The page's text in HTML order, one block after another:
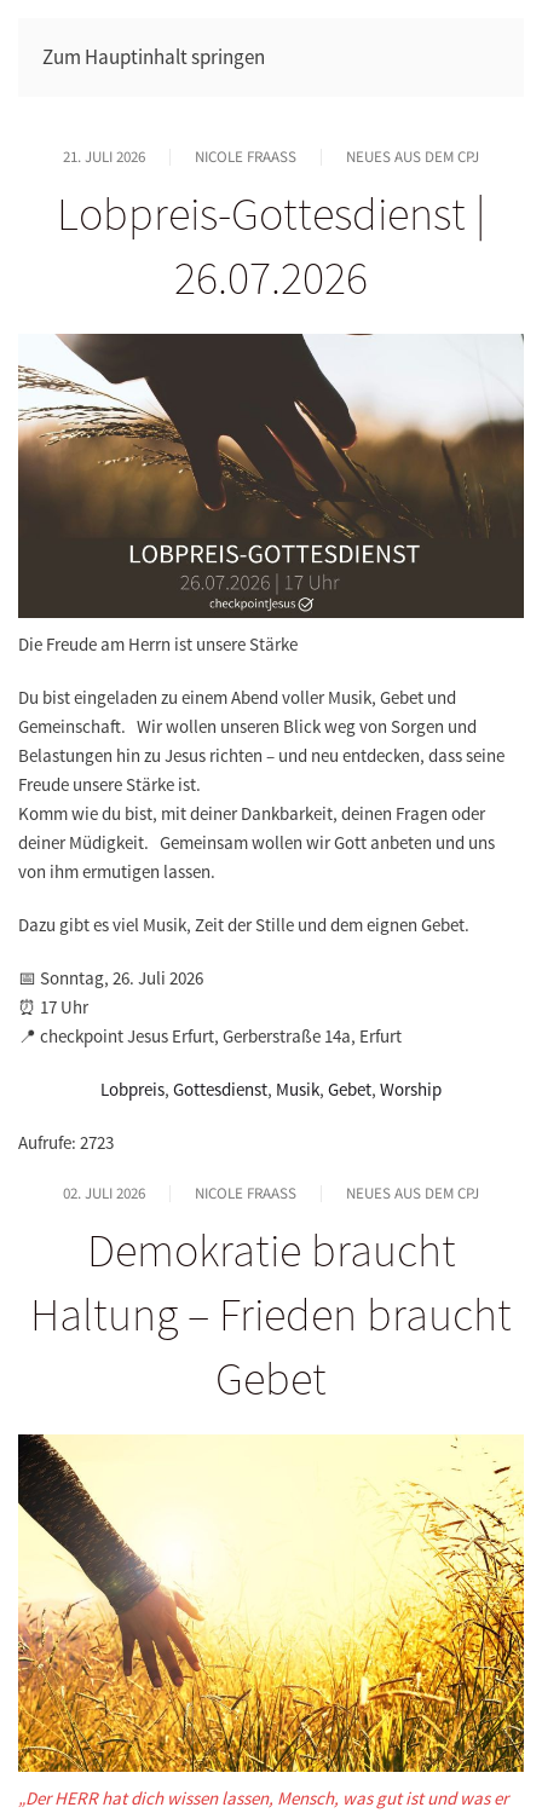
Zum Hauptinhalt springen
21. JULI 2026 NICOLE FRAASS NEUES AUS DEM CPJ
Lobpreis-Gottesdienst |
26.07.2026
Die Freude am Herrn ist unsere Stärke
Du bist eingeladen zu einem Abend voller Musik, Gebet und
Gemeinschaft. Wir wollen unseren Blick weg von Sorgen und
Belastungen hin zu Jesus richten – und neu entdecken, dass seine
Freude unsere Stärke ist.
Komm wie du bist, mit deiner Dankbarkeit, deinen Fragen oder
deiner Müdigkeit. Gemeinsam wollen wir Gott anbeten und uns
von ihm ermutigen lassen.
Dazu gibt es viel Musik, Zeit der Stille und dem eignen Gebet.
📅 Sonntag, 26. Juli 2026
⏰ 17 Uhr
📍 checkpoint Jesus Erfurt, Gerberstraße 14a, Erfurt
Lobpreis, Gottesdienst, Musik, Gebet, Worship
Aufrufe: 2723
02. JULI 2026 NICOLE FRAASS NEUES AUS DEM CPJ
Demokratie braucht
Haltung – Frieden braucht
Gebet
„Der HERR hat dich wissen lassen, Mensch, was gut ist und was er